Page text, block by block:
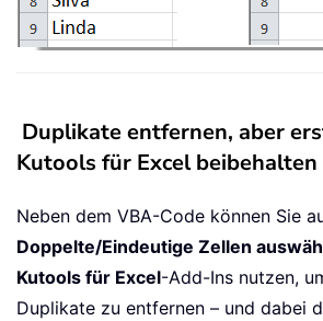
Duplikate entfernen, aber
Kutools für Excel beibehalten
Neben dem VBA-Code können Sie
Doppelte/Eindeutige Zellen
Kutools für Excel-Add-Ins nutzen,
Duplikate zu entfernen – und dabei